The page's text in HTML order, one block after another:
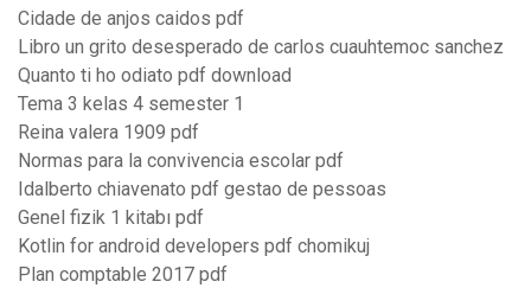
Cidade de anjos caidos pdf
Libro un grito desesperado de carlos cuauhtemoc sanchez
Quanto ti ho odiato pdf download
Tema 3 kelas 4 semester 1
Reina valera 1909 pdf
Normas para la convivencia escolar pdf
Idalberto chiavenato pdf gestao de pessoas
Genel fizik 1 kitabı pdf
Kotlin for android developers pdf chomikuj
Plan comptable 2017 pdf